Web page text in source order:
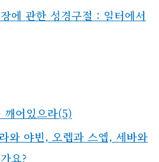
에 관한 성경구절 : 일터에서
어있으라(5)
와 야빈, 오렙과 스엡, 세바와
요?